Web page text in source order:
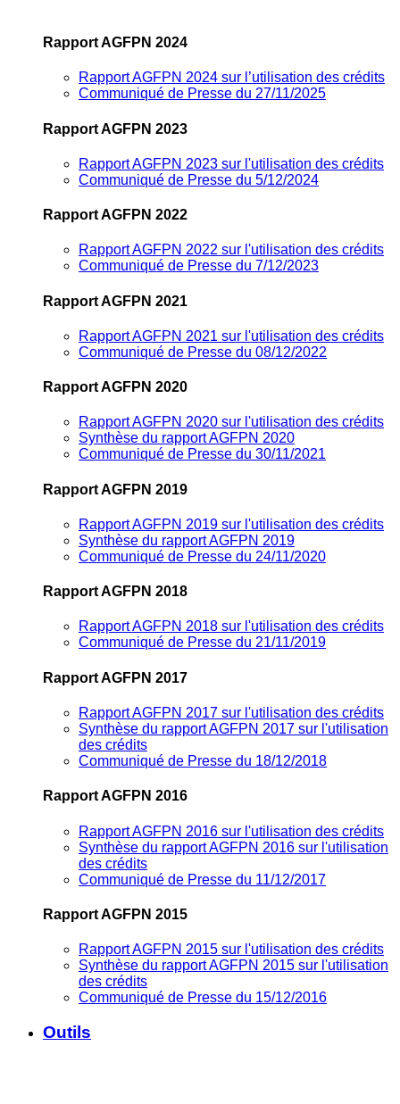
Rapport AGFPN 2024
Rapport AGFPN 2024 sur l’utilisation des crédits
Communiqué de Presse du 27/11/2025
Rapport AGFPN 2023
Rapport AGFPN 2023 sur l'utilisation des crédits
Communiqué de Presse du 5/12/2024
Rapport AGFPN 2022
Rapport AGFPN 2022 sur l'utilisation des crédits
Communiqué de Presse du 7/12/2023
Rapport AGFPN 2021
Rapport AGFPN 2021 sur l'utilisation des crédits
Communiqué de Presse du 08/12/2022
Rapport AGFPN 2020
Rapport AGFPN 2020 sur l'utilisation des crédits
Synthèse du rapport AGFPN 2020
Communiqué de Presse du 30/11/2021
Rapport AGFPN 2019
Rapport AGFPN 2019 sur l'utilisation des crédits
Synthèse du rapport AGFPN 2019
Communiqué de Presse du 24/11/2020
Rapport AGFPN 2018
Rapport AGFPN 2018 sur l'utilisation des crédits
Communiqué de Presse du 21/11/2019
Rapport AGFPN 2017
Rapport AGFPN 2017 sur l'utilisation des crédits
Synthèse du rapport AGFPN 2017 sur l'utilisation
des crédits
Communiqué de Presse du 18/12/2018
Rapport AGFPN 2016
Rapport AGFPN 2016 sur l'utilisation des crédits
Synthèse du rapport AGFPN 2016 sur l'utilisation
des crédits
Communiqué de Presse du 11/12/2017
Rapport AGFPN 2015
Rapport AGFPN 2015 sur l'utilisation des crédits
Synthèse du rapport AGFPN 2015 sur l'utilisation
des crédits
Communiqué de Presse du 15/12/2016
Outils